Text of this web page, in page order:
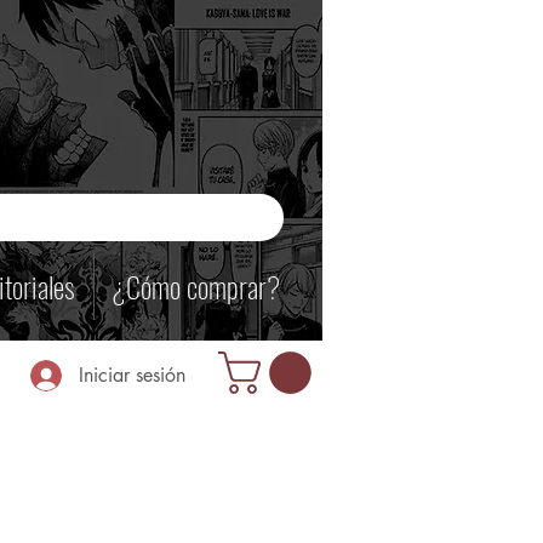
¿Cómo comprar?
Iniciar sesión